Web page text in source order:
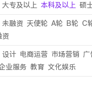
大专及以上 本科及以上 硕
未融资 天使轮 A轮 B轮 C
资
设计 电商运营 市场营销 广
业服务 教育 文化娱乐